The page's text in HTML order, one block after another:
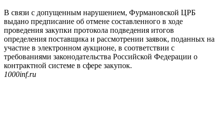
В связи с допущенным нарушением, Фурмановской ЦРБ
выдано предписание об отмене составленного в ходе
проведения закупки протокола подведения итогов
определения поставщика и рассмотрении заявок, поданных на
участие в электронном аукционе, в соответствии с
требованиями законодательства Российской Федерации о
контрактной системе в сфере закупок.
1000inf.ru